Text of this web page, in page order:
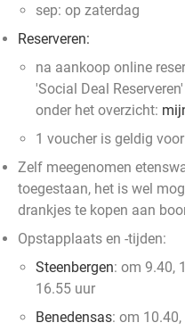
sep: op zaterdag
Reserveren:
na aankoop online
'Social Deal
onder het overzicht:
1 voucher is geldig
Zelf meegenomen
toegestaan, het is wel
drankjes te kopen aan
Opstapplaats en -tijden:
Steenbergen: om 9.40,
16.55 uur
Benedensas: om